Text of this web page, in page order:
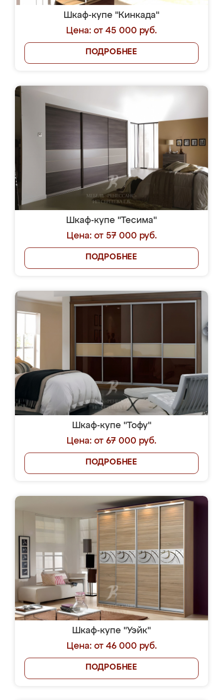
Шкаф-купе "Кинкада"
Цена: от 45 000 руб.
ПОДРОБНЕЕ
Шкаф-купе "Тесима"
Цена: от 57 000 руб.
ПОДРОБНЕЕ
Шкаф-купе "Тофу"
Цена: от 67 000 руб.
ПОДРОБНЕЕ
Шкаф-купе "Уэйк"
Цена: от 46 000 руб.
ПОДРОБНЕЕ